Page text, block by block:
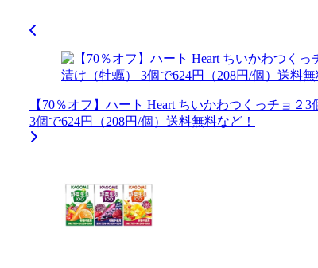
【70％オフ】ハート Heart ちいかわつくっチョ２
3個で624円（208円/個）送料無料など！